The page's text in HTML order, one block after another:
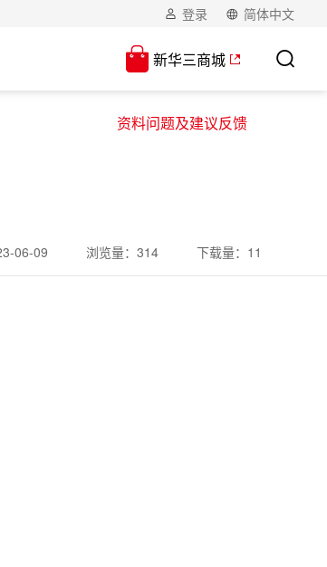
登录 简体中文
新华三商城
资料问题及建议反馈
06-09 浏览量： 314 下载量： 11